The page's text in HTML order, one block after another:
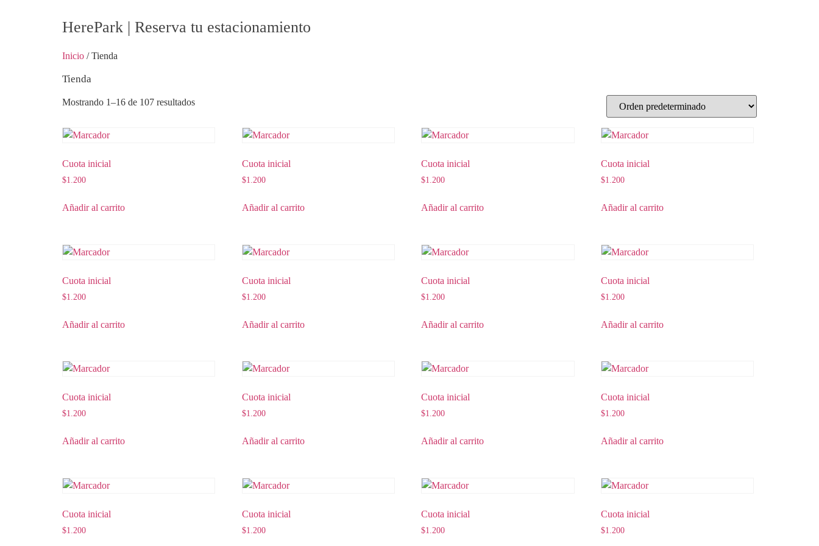
HerePark | Reserva tu estacionamiento
Inicio / Tienda
Tienda
Mostrando 1–16 de 107 resultados
Cuota inicial
$1.200
Añadir al carrito
Cuota inicial
$1.200
Añadir al carrito
Cuota inicial
$1.200
Añadir al carrito
Cuota inicial
$1.200
Añadir al carrito
Cuota inicial
$1.200
Añadir al carrito
Cuota inicial
$1.200
Añadir al carrito
Cuota inicial
$1.200
Añadir al carrito
Cuota inicial
$1.200
Añadir al carrito
Cuota inicial
$1.200
Añadir al carrito
Cuota inicial
$1.200
Añadir al carrito
Cuota inicial
$1.200
Añadir al carrito
Cuota inicial
$1.200
Añadir al carrito
Cuota inicial
$1.200
Cuota inicial
$1.200
Cuota inicial
$1.200
Cuota inicial
$1.200